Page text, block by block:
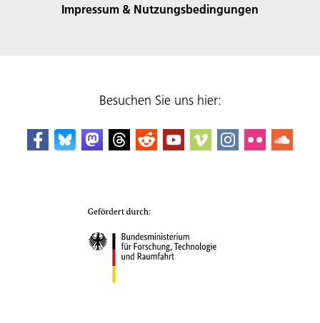
Impressum & Nutzungsbedingungen
Besuchen Sie uns hier: